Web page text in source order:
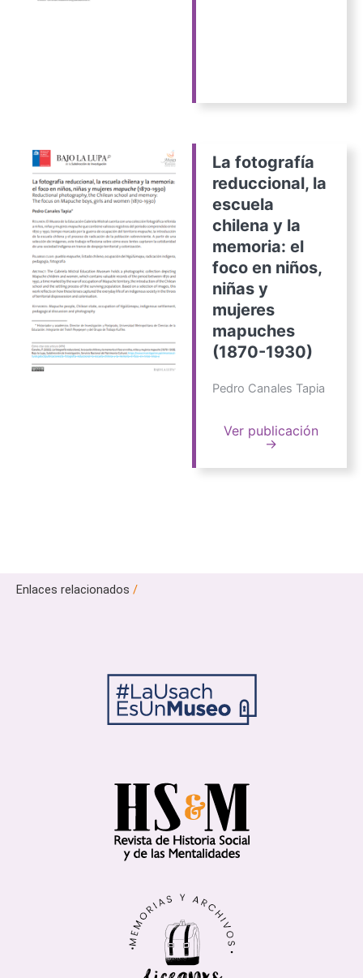
La fotografía
reduccional, la
escuela
chilena y la
memoria: el
foco en niños,
niñas y
mujeres
mapuches
(1870-1930)
Pedro Canales Tapia
Ver publicación
→
Enlaces relacionados /